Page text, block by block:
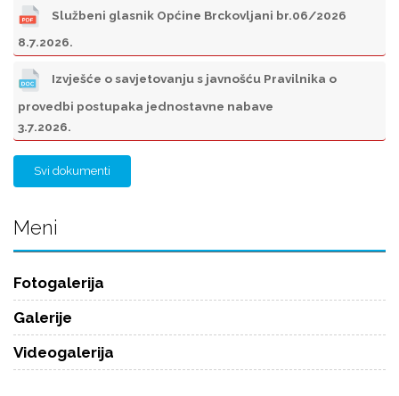
Službeni glasnik Općine Brckovljani br.06/2026
8.7.2026.
Izvješće o savjetovanju s javnošću Pravilnika o
provedbi postupaka jednostavne nabave
3.7.2026.
Svi dokumenti
Meni
Fotogalerija
Galerije
Videogalerija